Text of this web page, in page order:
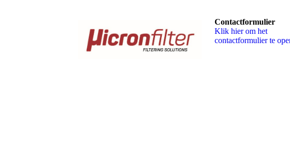
Contactformulier
Klik hier om het
contactformulier te